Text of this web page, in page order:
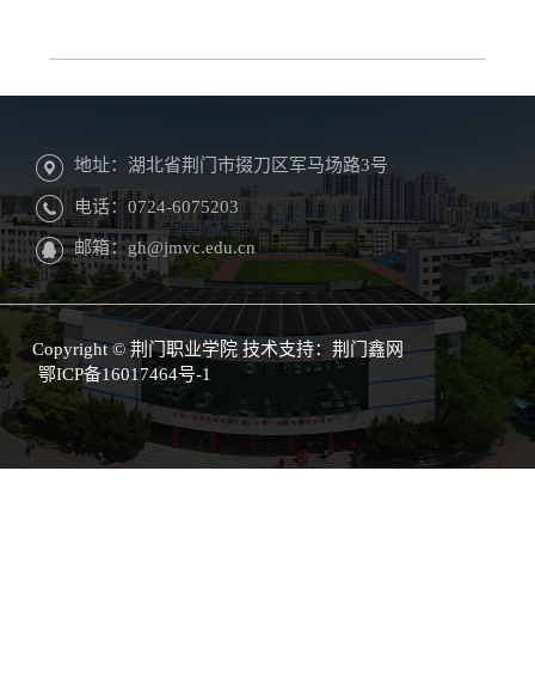
地址：湖北省荆门市掇刀区军马场路3号
电话：0724-6075203
邮箱：gh@jmvc.edu.cn
Copyright © 荆门职业学院 技术支持：荆门鑫网
鄂ICP备16017464号-1